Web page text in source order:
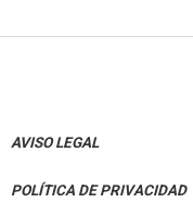
AVISO LEGAL
POLÍTICA DE PRIVACIDAD